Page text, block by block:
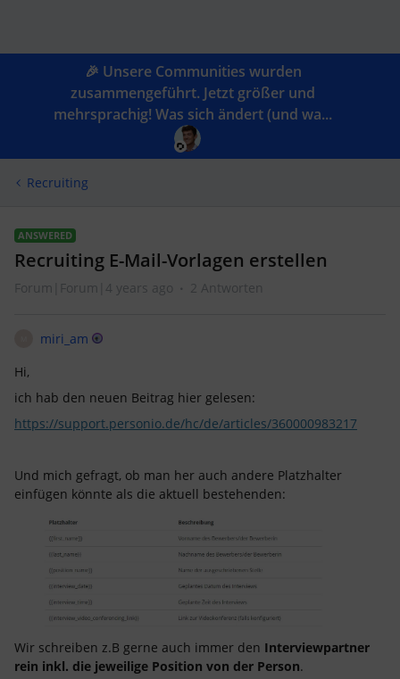
🎉 Unsere Communities wurden
zusammengeführt. Jetzt größer und
mehrsprachig! Was sich ändert (und wa...
Recruiting
ANSWERED
Recruiting E-Mail-Vorlagen erstellen
Forum|Forum|4 years ago 2 Antworten
miri_am
Hi,
ich hab den neuen Beitrag hier gelesen:
https://support.personio.de/hc/de/articles/360000983217
Und mich gefragt, ob man her auch andere Platzhalter
einfügen könnte als die aktuell bestehenden:
Wir schreiben z.B gerne auch immer den Interviewpartner
rein inkl. die jeweilige Position von der Person.